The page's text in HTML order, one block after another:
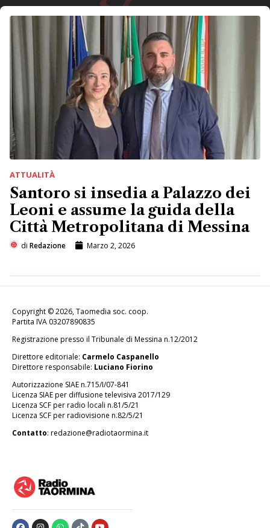
ATTUALITÀ
Santoro si insedia a Palazzo dei
Leoni e assume la guida della
Città Metropolitana di Messina
di Redazione Marzo 2, 2026
Copyright © 2026, Taomedia soc. coop.
Partita IVA 03207890835
Registrazione presso il Tribunale di Messina n.12/2012
Direttore editoriale: Carmelo Caspanello
Direttore responsabile: Luciano Fiorino
Autorizzazione SIAE n.715/I/07-841
Licenza SIAE per diffusione televisiva 2017/129
Licenza SCF per radio locali n.81/5/21
Licenza SCF per radiovisione n.82/5/21
Contatto: redazione@radiotaormina.it